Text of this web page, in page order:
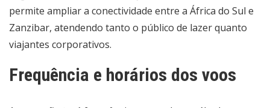
permite ampliar a conectividade entre a África do Sul e
Zanzibar, atendendo tanto o público de lazer quanto
viajantes corporativos.
Frequência e horários dos voos